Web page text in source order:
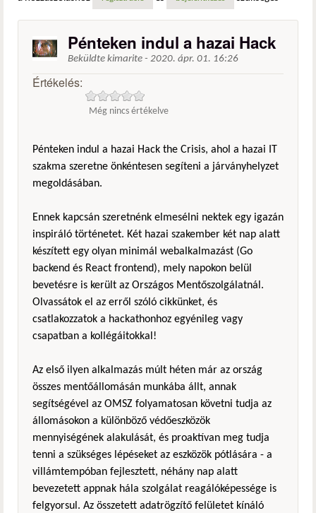
Pénteken indul a hazai Hack
Beküldte kimarite - 2020. ápr. 01. 16:26
Értékelés:
Még nincs értékelve
Pénteken indul a hazai Hack the Crisis, ahol a hazai IT
szakma szeretne önkéntesen segíteni a járványhelyzet
megoldásában.
Ennek kapcsán szeretnénk elmesélni nektek egy igazán
inspiráló történetet. Két hazai szakember két nap alatt
készített egy olyan minimál webalkalmazást (Go
backend és React frontend), mely napokon belül
bevetésre is került az Országos Mentőszolgálatnál.
Olvassátok el az erről szóló cikkünket, és
csatlakozzatok a hackathonhoz egyénileg vagy
csapatban a kollégáitokkal!
Az első ilyen alkalmazás múlt héten már az ország
összes mentőállomásán munkába állt, annak
segítségével az OMSZ folyamatosan követni tudja az
állomásokon a különböző védőeszközök
mennyiségének alakulását, és proaktívan meg tudja
tenni a szükséges lépéseket az eszközök pótlására - a
villámtempóban fejlesztett, néhány nap alatt
bevezetett appnak hála szolgálat reagálóképessége is
felgyorsul. Az összetett adatrögzítő felületet kínáló